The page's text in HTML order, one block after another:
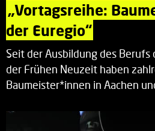
„Vortagsreihe:
der Euregio“
Seit der Ausbildung des
der Frühen Neuzeit haben
Baumeister*innen in Aachen